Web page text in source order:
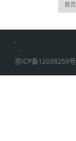
首页
京ICP备12038259号